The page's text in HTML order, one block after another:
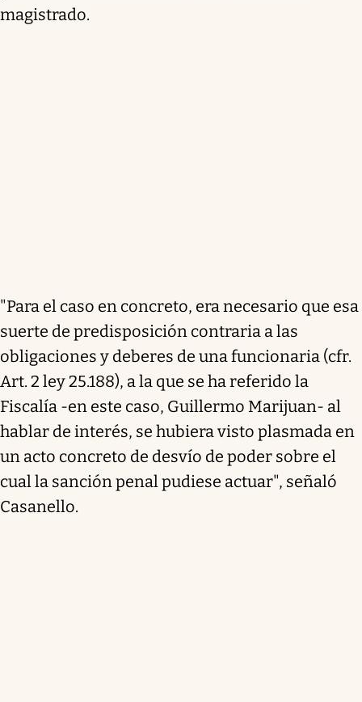
magistrado.
"Para el caso en concreto, era necesario que esa
suerte de predisposición contraria a las
obligaciones y deberes de una funcionaria (cfr.
Art. 2 ley 25.188), a la que se ha referido la
Fiscalía -en este caso, Guillermo Marijuan- al
hablar de interés, se hubiera visto plasmada en
un acto concreto de desvío de poder sobre el
cual la sanción penal pudiese actuar", señaló
Casanello.